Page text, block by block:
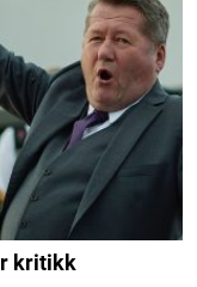
kritikk